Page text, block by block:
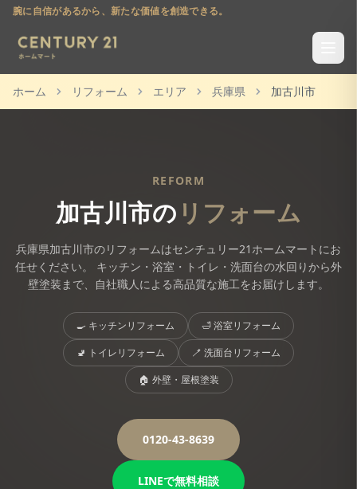
腕に自信があるから、新たな価値を創造できる。
ホーム リフォーム エリア 兵庫県 加古川市
REFORM
加古川市の リフォーム
兵庫県加古川市のリフォームはセンチュリー21ホームマートにお
任せください。 キッチン・浴室・トイレ・洗面台の水回りから外
壁塗装まで、自社職人による高品質な施工をお届けします。
🍳 キッチンリフォーム 🛁浴室リフォーム
🚽 トイレリフォーム 🪥 洗面台リフォーム
🏠 外壁・屋根塗装
0120-43-8639
LINEで無料相談